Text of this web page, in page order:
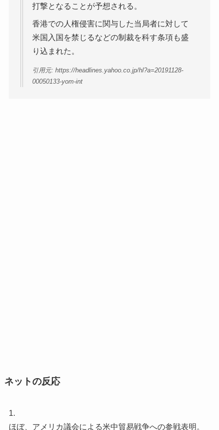
打撃となることが予想される。
香港での人権侵害に関与した当局者に対して
米国入国を禁じるなどの制裁を科す条項も盛
り込まれた。
引用元: https://headlines.yahoo.co.jp/hl?a=20191128-
00050133-yom-int
ネットの反応
1.
ほぼ、アメリカ議会による米中貿易戦争への参戦表明。